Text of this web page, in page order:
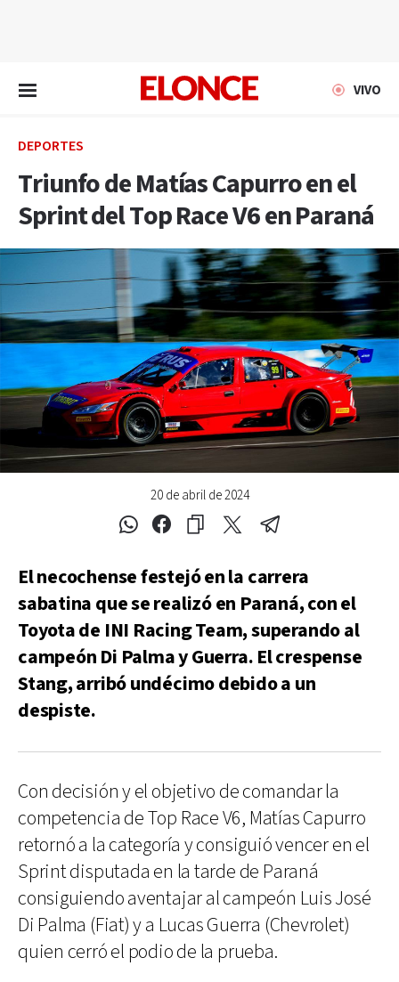
VIVO
DEPORTES
Triunfo de Matías Capurro en el
Sprint del Top Race V6 en Paraná
20 de abril de 2024
El necochense festejó en la carrera
sabatina que se realizó en Paraná, con el
Toyota de INI Racing Team, superando al
campeón Di Palma y Guerra. El crespense
Stang, arribó undécimo debido a un
despiste.
Con decisión y el objetivo de comandar la
competencia de Top Race V6, Matías Capurro
retornó a la categoría y consiguió vencer en el
Sprint disputada en la tarde de Paraná
consiguiendo aventajar al campeón Luis José
Di Palma (Fiat) y a Lucas Guerra (Chevrolet)
quien cerró el podio de la prueba.